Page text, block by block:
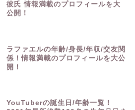
彼氏 情報満載のプロフィールを大
公開！
ラファエルの年齢/身長/年収/交友関
係！情報満載のプロフィールを大公
開！
YouTuberの誕生日/年齢一覧！